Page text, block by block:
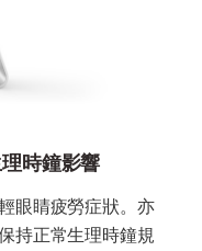
時鐘影響
眼睛疲勞症狀。亦
持正常生理時鐘規